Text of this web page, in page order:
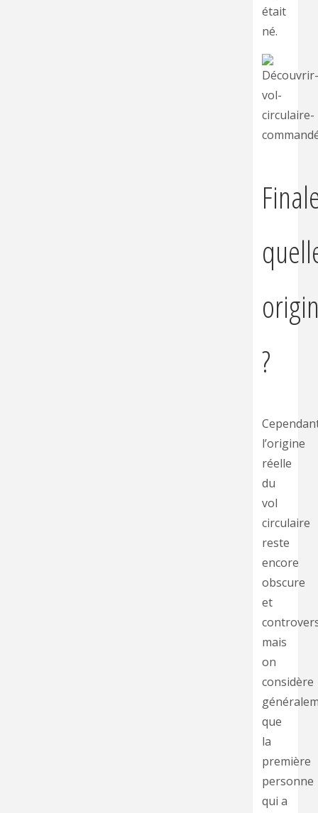
était
né.
?
l’origine
réelle
du
vol
circulaire
reste
encore
obscure
et
mais
on
considère
que
la
première
personne
qui a